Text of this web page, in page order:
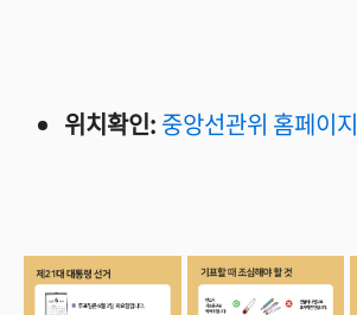
위치확인: 중앙선관위 홈페이지